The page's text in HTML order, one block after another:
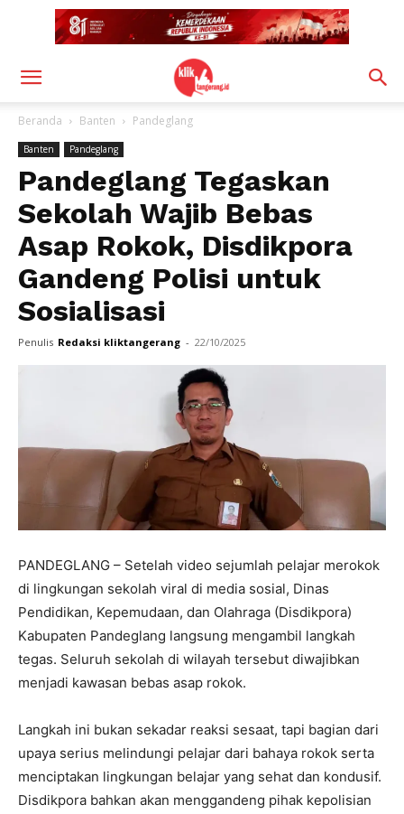
Beranda Banten Pandeglang
Banten Pandeglang
Pandeglang Tegaskan
Sekolah Wajib Bebas
Asap Rokok, Disdikpora
Gandeng Polisi untuk
Sosialisasi
Penulis Redaksi kliktangerang - 22/10/2025
PANDEGLANG – Setelah video sejumlah pelajar merokok
di lingkungan sekolah viral di media sosial, Dinas
Pendidikan, Kepemudaan, dan Olahraga (Disdikpora)
Kabupaten Pandeglang langsung mengambil langkah
tegas. Seluruh sekolah di wilayah tersebut diwajibkan
menjadi kawasan bebas asap rokok.
Langkah ini bukan sekadar reaksi sesaat, tapi bagian dari
upaya serius melindungi pelajar dari bahaya rokok serta
menciptakan lingkungan belajar yang sehat dan kondusif.
Disdikpora bahkan akan menggandeng pihak kepolisian